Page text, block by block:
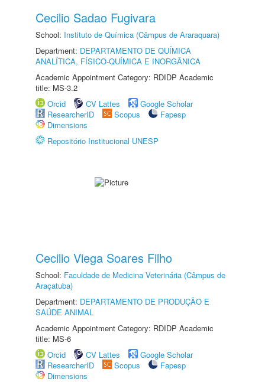
Cecilio Sadao Fugivara
School: Instituto de Química (Câmpus de Araraquara)
Department: DEPARTAMENTO DE QUÍMICA
ANALÍTICA, FÍSICO-QUÍMICA E INORGÂNICA
Academic Appointment Category: RDIDP Academic
title: MS-3.2
Orcid
CV Lattes
Google Scholar
ResearcherID
Scopus
Fapesp
Dimensions
Repositório Institucional UNESP
Cecilio Viega Soares Filho
School: Faculdade de Medicina Veterinária (Câmpus de
Araçatuba)
Department: DEPARTAMENTO DE PRODUÇÃO E
SAÚDE ANIMAL
Academic Appointment Category: RDIDP Academic
title: MS-6
Orcid
CV Lattes
Google Scholar
ResearcherID
Scopus
Fapesp
Dimensions